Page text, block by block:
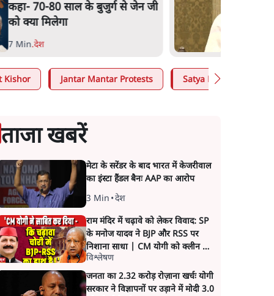
कहा- 70-80 साल के बुजुर्ग से जेन जी
को क्या मिलेगा
7 Min.देश
Kishor Jantar Mantar Protests Satya Hindi
ताजा खबरें
मेटा के सरेंडर के बाद भारत में केजरीवाल
का इंस्टा हैंडल बैनः AAP का आरोप
3 Min •देश
राम मंदिर में चढ़ावे को लेकर विवाद: SP
के मनोज यादव ने BJP और RSS पर
निशाना साधा | CM योगी को क्लीन चिट
मिली
विश्लेषण
जनता का 2.32 करोड़ रोज़ाना खर्चः योगी
सरकार ने विज्ञापनों पर उड़ाने में मोदी 3.0